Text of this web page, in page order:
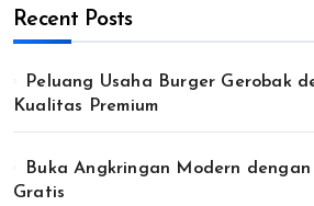
Recent Posts
Peluang Usaha Burger Gerobak
Kualitas Premium
Buka Angkringan Modern
Gratis